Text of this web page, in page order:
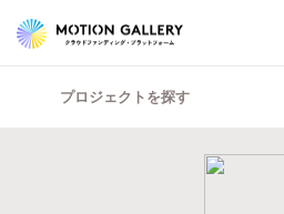
プロジェクトを探す